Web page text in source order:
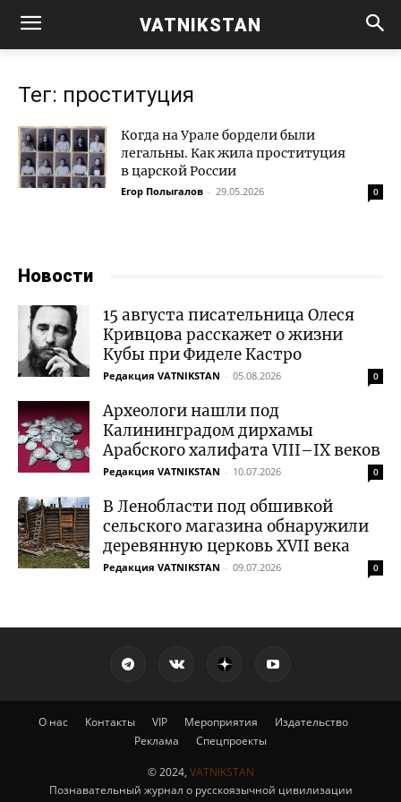
VATNIKSTAN
Тег: проституция
Когда на Урале бордели были
легальны. Как жила проституция
в царской России
Егор Полыгалов - 29.05.2026 0
Новости
15 августа писательница Олеся
Кривцова расскажет о жизни
Кубы при Фиделе Кастро
Редакция VATNIKSTAN - 05.08.2026 0
Археологи нашли под
Калининградом дирхамы
Арабского халифата VIII–IX веков
Редакция VATNIKSTAN - 10.07.2026 0
В Ленобласти под обшивкой
сельского магазина обнаружили
деревянную церковь XVII века
Редакция VATNIKSTAN - 09.07.2026 0
О нас Контакты VIP Мероприятия
Издательство
Реклама
Спецпроекты
© 2024, VATNIKSTAN
Познавательный журнал о русскоязычной цивилизации